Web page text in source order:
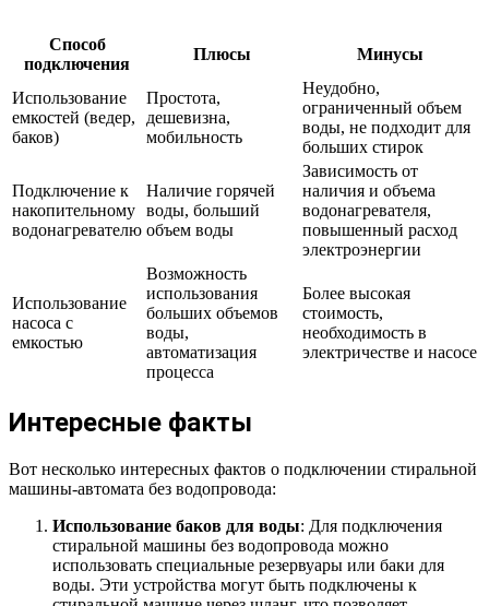
Способ
подключения
Плюсы Минусы
Использование
емкостей (ведер,
баков)
Простота,
дешевизна,
мобильность
Неудобно,
ограниченный объем
воды, не подходит для
больших стирок
Подключение к
накопительному
водонагревателю
Наличие горячей
воды, больший
объем воды
Зависимость от
наличия и объема
водонагревателя,
повышенный расход
электроэнергии
Использование
насоса с
емкостью
Возможность
использования
больших объемов
воды,
автоматизация
процесса
Более высокая
стоимость,
необходимость в
электричестве и насосе
Интересные факты
Вот несколько интересных фактов о подключении стиральной
машины-автомата без водопровода:
Использование баков для воды: Для подключения
стиральной машины без водопровода можно
использовать специальные резервуары или баки для
воды. Эти устройства могут быть подключены к